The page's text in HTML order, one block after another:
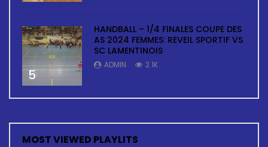
5
HANDBALL – 1/4 FINALES COUPE DES
AS 2024 FEMMES: REVEIL SPORTIF VS
SC LAMENTINOIS
ADMIN 2.1K
MOST VIEWED PLAYLITS